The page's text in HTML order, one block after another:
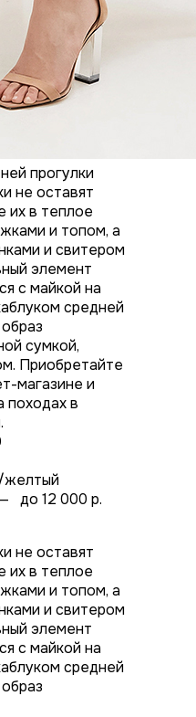
прогулки
не оставят
их в теплое
и топом, а
и свитером
элемент
с майкой на
средней
сумкой,
Приобретайте
магазине и
походах в
желтый
— до 12 000 р.
не оставят
их в теплое
и топом, а
и свитером
элемент
с майкой на
средней